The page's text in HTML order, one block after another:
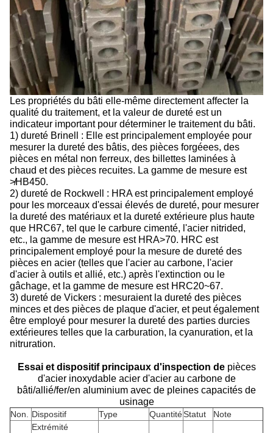
Les propriétés du bâti elle-même directement affecter la
qualité du traitement, et la valeur de dureté est un
indicateur important pour déterminer le traitement du bâti.
1) dureté Brinell : Elle est principalement employée pour
mesurer la dureté des bâtis, des pièces forgéees, des
pièces en métal non ferreux, des billettes laminées à
chaud et des pièces recuites. La gamme de mesure est
≯HB450.
2) dureté de Rockwell : HRA est principalement employé
pour les morceaux d'essai élevés de dureté, pour mesurer
la dureté des matériaux et la dureté extérieure plus haute
que HRC67, tel que le carbure cimenté, l'acier nitrided,
etc., la gamme de mesure est HRA>70. HRC est
principalement employé pour la mesure de dureté des
pièces en acier (telles que l'acier au carbone, l'acier
d'acier à outils et allié, etc.) après l'extinction ou le
gâchage, et la gamme de mesure est HRC20~67.
3) dureté de Vickers : mesuraient la dureté des pièces
minces et des pièces de plaque d'acier, et peut également
être employé pour mesurer la dureté des parties durcies
extérieures telles que la carburation, la cyanuration, et la
nitruration.
Essai et dispositif principaux d'inspection depièces
d'acier inoxydable acier d'acier au carbone de
bâti/allié/fer/en aluminium avec de pleines capacités de
usinage
Non. Dispositif Type QuantitéStatut Note
Extrémité